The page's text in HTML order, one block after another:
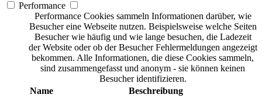
Performance
Performance Cookies sammeln Informationen darüber, wie
Besucher eine Webseite nutzen. Beispielsweise welche Seiten
Besucher wie häufig und wie lange besuchen, die Ladezeit
der Website oder ob der Besucher Fehlermeldungen angezeigt
bekommen. Alle Informationen, die diese Cookies sammeln,
sind zusammengefasst und anonym - sie können keinen
Besucher identifizieren.
Name
Beschreibung